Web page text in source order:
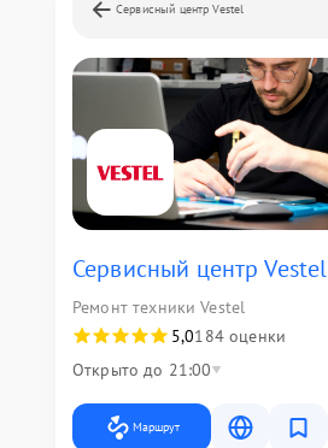
Сервисный центр Vestel
Сервисный центр Vestel
Ремонт техники Vestel
5,0184 оценки
Открыто до 21:00
Маршрут